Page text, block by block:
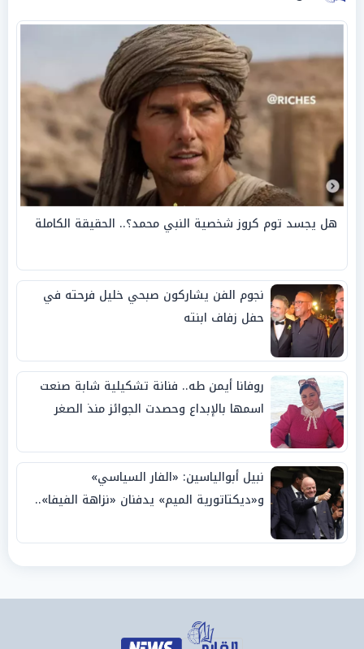
هل يجسد توم كروز شخصية النبي محمد؟.. الحقيقة الكاملة
نجوم الفن يشاركون صبحي خليل فرحته في
حفل زفاف ابنته
روفانا أيمن طه.. فنانة تشكيلية شابة صنعت
اسمها بالإبداع وحصدت الجوائز منذ الصغر
نبيل أبوالياسين: «الفار السياسي»
و«ديكتاتورية الميم» يدفنان «نزاهة الفيفا»..